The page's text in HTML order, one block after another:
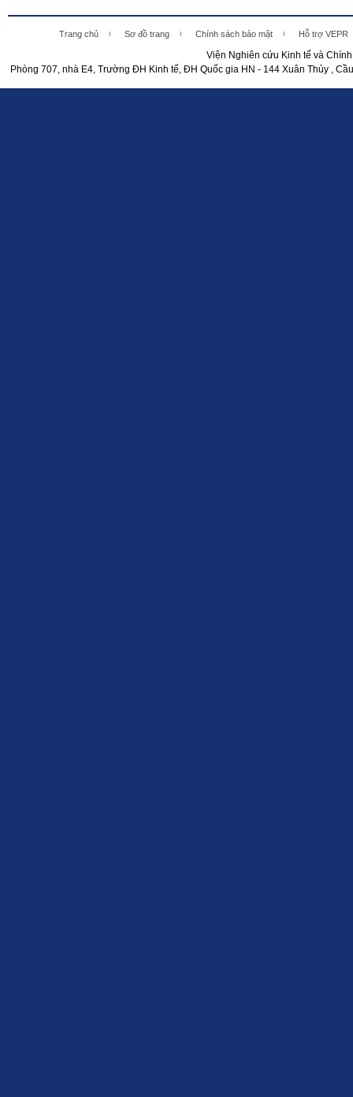
Trang chủ Sơ đồ trang Chính sách bảo mật Hỗ trợ VEPR
Viện Nghiên cứu Kinh tế và
Phòng 707, nhà E4, Trường ĐH Kinh tế, ĐH Quốc gia HN - 144 Xuân Thủy ,